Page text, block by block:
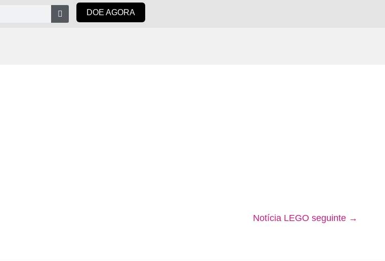
DOE AGORA
Notícia LEGO seguinte →